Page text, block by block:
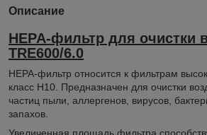
Описание
HEPA-фильтр для очистки
TRE600/6.0
HEPA-фильтр относится к фильтрам
класс H10. Предназначен для очистки
частиц пыли, аллергенов, вирусов,
запахов.
Увеличенная площадь фильтра